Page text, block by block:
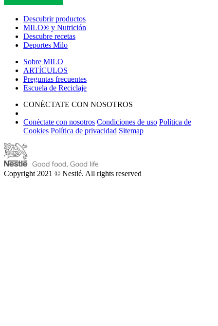
Descubrir productos
MILO® y Nutrición
Descubre recetas
Deportes Milo
Sobre MILO
ARTÍCULOS
Preguntas frecuentes
Escuela de Reciclaje
CONÉCTATE CON NOSOTROS
Conéctate con nosotros Condiciones de uso Política de
Cookies Política de privacidad Sitemap
Copyright 2021 © Nestlé. All rights reserved